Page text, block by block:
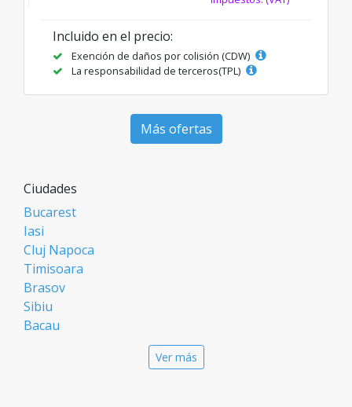
Incluido en el precio:
Exención de daños por colisión (CDW)
La responsabilidad de terceros(TPL)
Más ofertas
Ciudades
Bucarest
Iasi
Cluj Napoca
Timisoara
Brasov
Sibiu
Bacau
Ver más